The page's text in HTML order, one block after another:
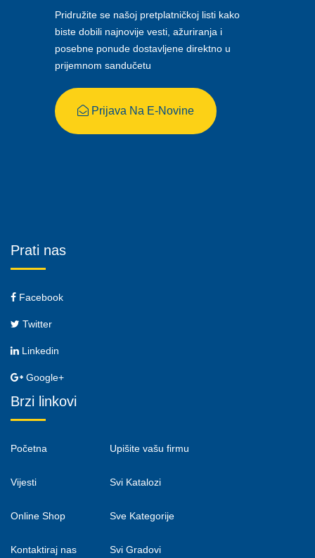
Pridružite se našoj pretplatničkoj listi kako
biste dobili najnovije vesti, ažuriranja i
posebne ponude dostavljene direktno u
prijemnom sandučetu
Prijava Na E-Novine
Prati nas
Facebook
Twitter
Linkedin
Google+
Brzi linkovi
Početna
Vijesti
Online Shop
Kontaktiraj nas
Upišite vašu firmu
Svi Katalozi
Sve Kategorije
Svi Gradovi